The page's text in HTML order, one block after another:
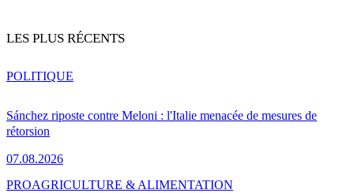
LES PLUS RÉCENTS
Sánchez riposte contre Meloni : l'Italie menacée de mesures de
rétorsion
07.08.2026
POLITIQUE
PROAGRICULTURE & ALIMENTATION